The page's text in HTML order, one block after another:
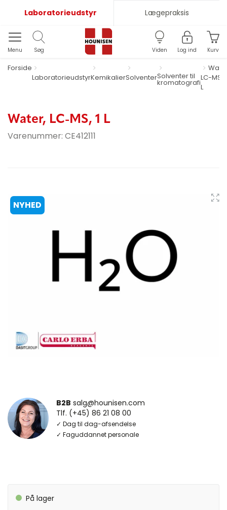
Laboratorieudstyr Lægepraksis
Menu Søg Viden Log ind Kurv
Forside
LaboratorieudstyrKemikalierSolventerSolventer til
kromatografi
LC-MS, 1
L
Water, LC-MS, 1 L
Varenummer: CE412111
NYHED
B2B salg@hounisen.com
Tlf. (+45) 86 21 08 00
✓ Dag til dag-afsendelse
✓ Faguddannet personale
På lager